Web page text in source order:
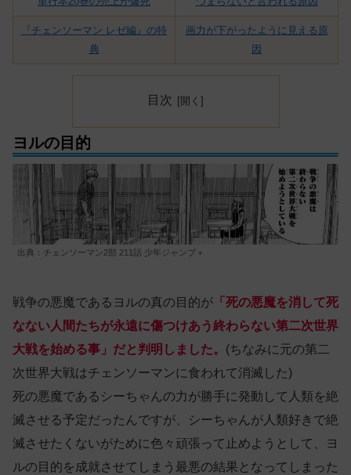
『チェンソーマン レゼ編』の特
典
画力が下がったように見える原
因
目次
ヨルの目的
出典：チェンソーマン2部 211話 少年ジャンプ＋
戦争の悪魔であるヨルの真の目的が 「死の悪魔を消して死
なない人間たちが永遠に傷つけあう終わらない第二次世界
大戦を始める事」だと判明しました。 (ちなみに元の第二
次世界大戦はチェンソーマンに食われて消滅した)
死の悪魔であるシーちゃんの力が勝手に発動して人類を絶
滅させる予定だったんですが、シーちゃんが人類好きで絶
滅させたくないがために色々頑張って止めようとして、ヨ
ルの目的を成就させてしまう最悪の結果となってしまった